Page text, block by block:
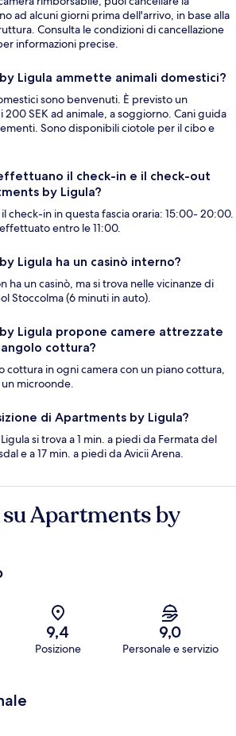
ad alcuni giorni prima dell'arrivo, in base alla
Consulta le condizioni di cancellazione
informazioni precise.
Ligula ammette animali domestici?
sono benvenuti. È previsto un
SEK ad animale, a soggiorno. Cani guida
Sono disponibili ciotole per il cibo e
il check-in e il check-out
by Ligula?
check-in in questa fascia oraria: 15:00- 20:00.
entro le 11:00.
Ligula ha un casinò interno?
ha un casinò, ma si trova nelle vicinanze di
Stoccolma (6 minuti in auto).
Ligula propone camere attrezzate
cottura?
cottura in ogni camera con un piano cottura,
microonde.
di Apartments by Ligula?
si trova a 1 min. a piedi da Fermata del
e a 17 min. a piedi da Avicii Arena.
Apartments by
9,4
Posizione
9,0
Personale e servizio